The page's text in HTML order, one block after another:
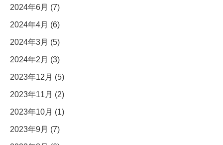
2024年6月 (7)
2024年4月 (6)
2024年3月 (5)
2024年2月 (3)
2023年12月 (5)
2023年11月 (2)
2023年10月 (1)
2023年9月 (7)